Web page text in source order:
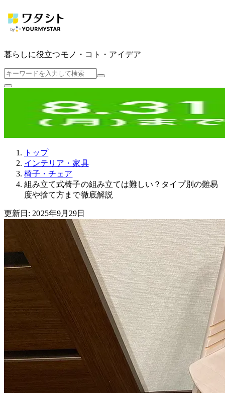
暮らしに役立つモノ・コト・アイデア
トップ
インテリア・家具
椅子・チェア
組み立て式椅子の組み立ては難しい？タイプ別の難易
度や捨て方まで徹底解説
更新日: 2025年9月29日